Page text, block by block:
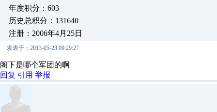
年度积分：603
历史总积分：131640
注册：2006年4月25日
发表于：2013-05-23 09:29:27
阁下是哪个军团的啊
回复 引用 举报